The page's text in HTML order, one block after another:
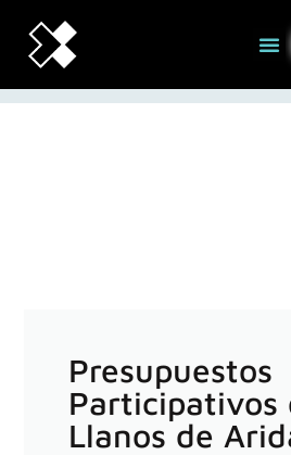
Presupuestos
Participativos
Llanos de